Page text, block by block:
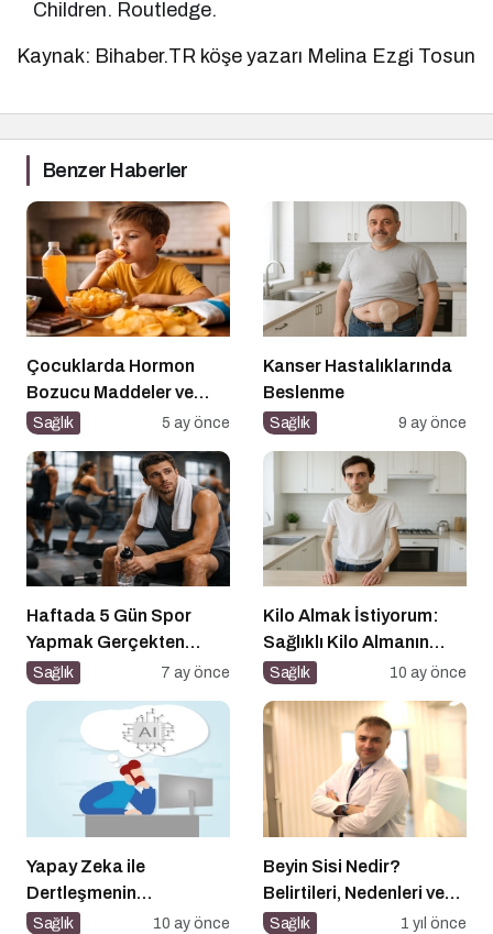
Children. Routledge.
Kaynak: Bihaber.TR köşe yazarı Melina Ezgi Tosun
Benzer Haberler
Çocuklarda Hormon
Bozucu Maddeler ve
Paketli Gıdalar
Sağlık 5 ay önce
Kanser Hastalıklarında
Beslenme
Sağlık 9 ay önce
Haftada 5 Gün Spor
Yapmak Gerçekten
Sağlıklı mı?
Sağlık 7 ay önce
Kilo Almak İstiyorum:
Sağlıklı Kilo Almanın
Yolları
Sağlık 10 ay önce
Yapay Zeka ile
Dertleşmenin
Görünmeyen Tehlikeleri!
Sağlık 10 ay önce
Beyin Sisi Nedir?
Belirtileri, Nedenleri ve
Korunma Yolları
Sağlık 1 yıl önce